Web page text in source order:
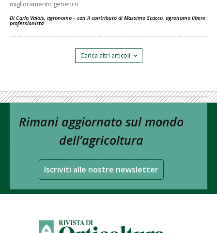
miglioramento genetico
Di Carlo Valois, agronomo – con il contributo di Massimo Scacco, agronomo libero
professionista -
Carica altri articoli
Rimani aggiornato sul mondo
dell’agricoltura
Iscriviti alle nostre newsletter